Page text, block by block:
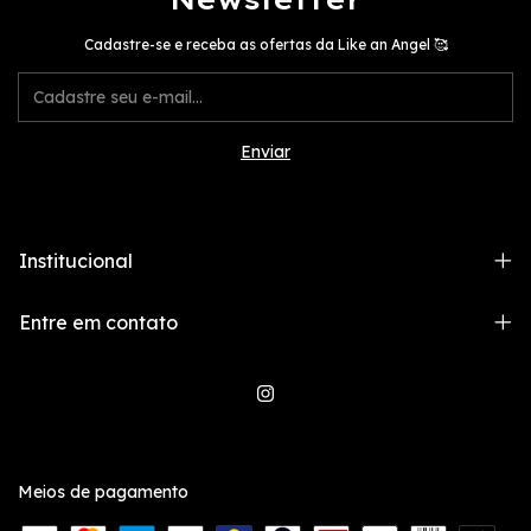
Cadastre-se e receba as ofertas da Like an Angel 🥰
Institucional
Entre em contato
Meios de pagamento